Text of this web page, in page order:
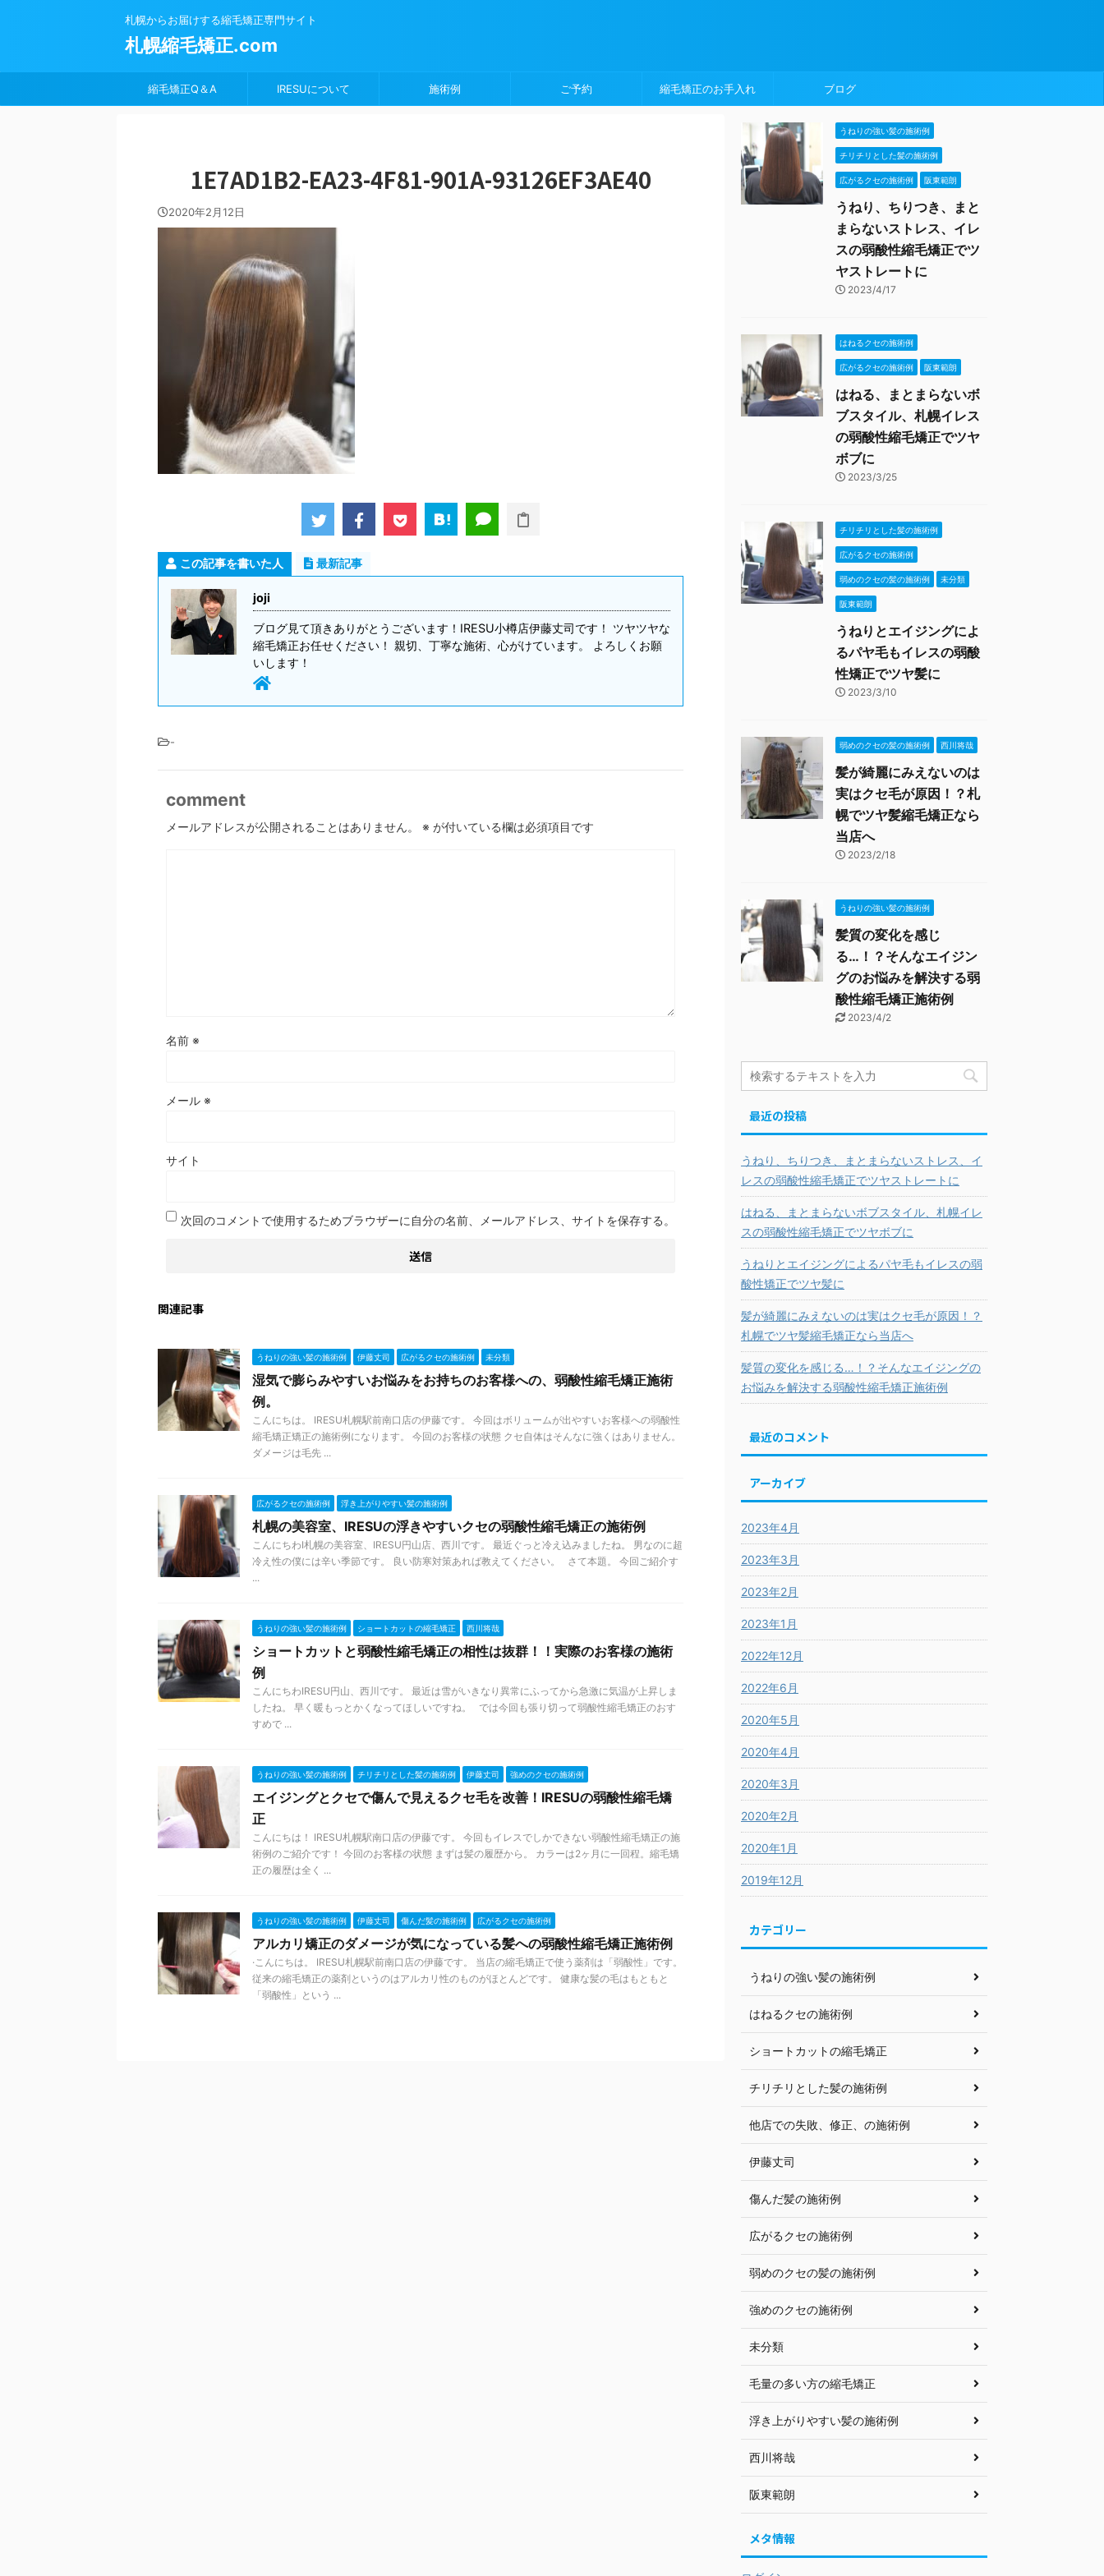
札幌からお届けする縮毛矯正専門サイト
札幌縮毛矯正.com
縮毛矯正Q＆A IRESUについて 施術例 ご予約 縮毛矯正のお手入れ ブログ
1E7AD1B2-EA23-4F81-901A-93126EF3AE40
2020年2月12日
この記事を書いた人 最新記事
joji
ブログ見て頂きありがとうございます！IRESU小樽店伊藤丈司です！ ツヤツヤな
縮毛矯正お任せください！ 親切、丁寧な施術、心がけています。 よろしくお願
いします！
-
comment
メールアドレスが公開されることはありません。 ※ が付いている欄は必須項目です
名前 ※
メール ※
サイト
次回のコメントで使用するためブラウザーに自分の名前、メールアドレス、サイトを保存する。
関連記事
うねりの強い髪の施術例 伊藤丈司 広がるクセの施術例 未分類
湿気で膨らみやすいお悩みをお持ちのお客様への、弱酸性縮毛矯正施術
例。
こんにちは。 IRESU札幌駅前南口店の伊藤です。 今回はボリュームが出やすいお客様への弱酸性
縮毛矯正矯正の施術例になります。 今回のお客様の状態 クセ自体はそんなに強くはありません。
ダメージは毛先 ...
広がるクセの施術例 浮き上がりやすい髪の施術例
札幌の美容室、IRESUの浮きやすいクセの弱酸性縮毛矯正の施術例
こんにちわI札幌の美容室、IRESU円山店、西川です。 最近ぐっと冷え込みましたね。 男なのに超
冷え性の僕には辛い季節です。 良い防寒対策あれば教えてください。 さて本題。 今回ご紹介す
...
うねりの強い髪の施術例 ショートカットの縮毛矯正 西川将哉
ショートカットと弱酸性縮毛矯正の相性は抜群！！実際のお客様の施術
例
こんにちわIRESU円山、西川です。 最近は雪がいきなり異常にふってから急激に気温が上昇しま
したね。 早く暖もっとかくなってほしいですね。 では今回も張り切って弱酸性縮毛矯正のおす
すめで ...
うねりの強い髪の施術例 チリチリとした髪の施術例 伊藤丈司 強めのクセの施術例
エイジングとクセで傷んで見えるクセ毛を改善！IRESUの弱酸性縮毛矯
正
こんにちは！ IRESU札幌駅南口店の伊藤です。 今回もイレスでしかできない弱酸性縮毛矯正の施
術例のご紹介です！ 今回のお客様の状態 まずは髪の履歴から。 カラーは2ヶ月に一回程。縮毛矯
正の履歴は全く ...
うねりの強い髪の施術例 伊藤丈司 傷んだ髪の施術例 広がるクセの施術例
アルカリ矯正のダメージが気になっている髪への弱酸性縮毛矯正施術例
·こんにちは。 IRESU札幌駅前南口店の伊藤です。 当店の縮毛矯正で使う薬剤は「弱酸性」です。
従来の縮毛矯正の薬剤というのはアルカリ性のものがほとんどです。 健康な髪の毛はもともと
「弱酸性」という ...
うねりの強い髪の施術例
チリチリとした髪の施術例
広がるクセの施術例 阪東範朗
うねり、ちりつき、まと
まらないストレス、イレ
スの弱酸性縮毛矯正でツ
ヤストレートに
2023/4/17
はねるクセの施術例
広がるクセの施術例 阪東範朗
はねる、まとまらないボ
ブスタイル、札幌イレス
の弱酸性縮毛矯正でツヤ
ボブに
2023/3/25
チリチリとした髪の施術例
広がるクセの施術例
弱めのクセの髪の施術例 未分類
阪東範朗
うねりとエイジングによ
るパヤ毛もイレスの弱酸
性矯正でツヤ髪に
2023/3/10
弱めのクセの髪の施術例 西川将哉
髪が綺麗にみえないのは
実はクセ毛が原因！？札
幌でツヤ髪縮毛矯正なら
当店へ
2023/2/18
うねりの強い髪の施術例
髪質の変化を感じ
る…！？そんなエイジン
グのお悩みを解決する弱
酸性縮毛矯正施術例
2023/4/2
最近の投稿
うねり、ちりつき、まとまらないストレス、イ
レスの弱酸性縮毛矯正でツヤストレートに
はねる、まとまらないボブスタイル、札幌イレ
スの弱酸性縮毛矯正でツヤボブに
うねりとエイジングによるパヤ毛もイレスの弱
酸性矯正でツヤ髪に
髪が綺麗にみえないのは実はクセ毛が原因！？
札幌でツヤ髪縮毛矯正なら当店へ
髪質の変化を感じる…！？そんなエイジングの
お悩みを解決する弱酸性縮毛矯正施術例
最近のコメント
アーカイブ
2023年4月
2023年3月
2023年2月
2023年1月
2022年12月
2022年6月
2020年5月
2020年4月
2020年3月
2020年2月
2020年1月
2019年12月
カテゴリー
うねりの強い髪の施術例
はねるクセの施術例
ショートカットの縮毛矯正
チリチリとした髪の施術例
他店での失敗、修正、の施術例
伊藤丈司
傷んだ髪の施術例
広がるクセの施術例
弱めのクセの髪の施術例
強めのクセの施術例
未分類
毛量の多い方の縮毛矯正
浮き上がりやすい髪の施術例
西川将哉
阪東範朗
メタ情報